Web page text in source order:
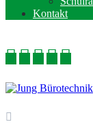
Kontakt